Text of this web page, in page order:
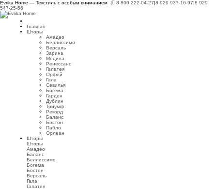
Evrika Home — Текстиль с особым вниманием | 8 800 222-04-27|8 929 937-16-97|8 929
547-25-56
Главная
Шторы
Амадео
Беллиссимо
Версаль
Зарина
Медина
Ренессанс
Галатея
Орфей
Гала
Севилья
Богема
Гарден
Дублин
Триумф
Рекорд
Баланс
Бостон
Пабло
Орлеан
Шторы
Шторы
Амадео
Баланс
Беллиссимо
Богема
Бостон
Версаль
Гала
Галатея